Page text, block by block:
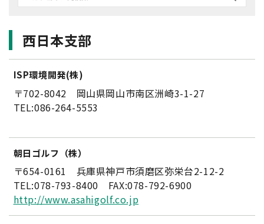
西日本支部
ISP環境開発(株)
〒702-8042 岡山県岡山市南区洲崎3-1-27
TEL:086-264-5553
朝日ゴルフ（株）
〒654-0161 兵庫県神戸市須磨区弥栄台2-12-2
TEL:078-793-8400 FAX:078-792-6900
http://www.asahigolf.co.jp